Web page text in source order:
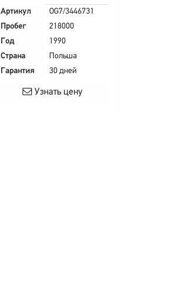
Артикул
OG7/3446731
Пробег
218000
Год
1990
Страна
Польша
Гарантия
30 дней
Узнать цену